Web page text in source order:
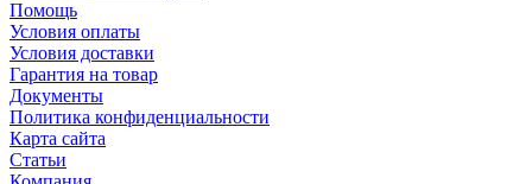
Помощь
Условия оплаты
Условия доставки
Гарантия на товар
Документы
Политика конфиденциальности
Карта сайта
Статьи